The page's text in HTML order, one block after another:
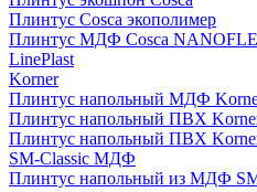
Плинтус Cosca экополимер
Плинтус МДФ Cosca
LinePlast
Korner
Плинтус напольный МДФ
Плинтус напольный ПВХ
Плинтус напольный ПВХ
SM-Classic МДФ
Плинтус напольный из МДФ